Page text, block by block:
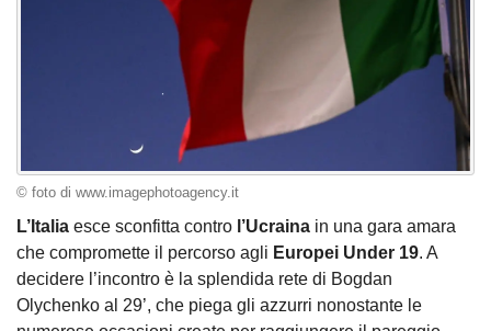
© foto di www.imagephotoagency.it
L’Italia esce sconfitta contro l’Ucraina in una gara amara
che compromette il percorso agli Europei Under 19. A
decidere l’incontro è la splendida rete di Bogdan
Olychenko al 29’, che piega gli azzurri nonostante le